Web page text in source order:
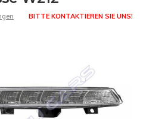
BITTE KONTAKTIEREN SIE UNS!